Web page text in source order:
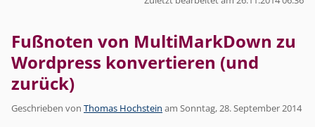
Fußnoten von MultiMarkDown zu
Wordpress konvertieren (und
zurück)
Geschrieben von Thomas Hochstein am Sonntag, 28. September 2014